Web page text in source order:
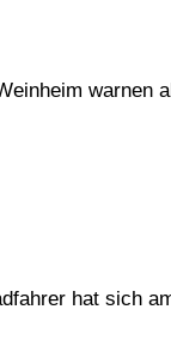
warnen
hat sich